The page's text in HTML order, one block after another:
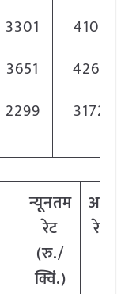
3301
4101
3651
4261
2299 3172
न्यूनतम
रेट
(रु./
क्विं.)
रेट